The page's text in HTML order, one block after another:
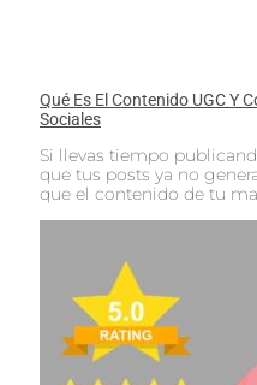
Qué Es El Contenido UGC Y
Sociales
Si llevas tiempo
que tus posts ya no
que el contenido de tu